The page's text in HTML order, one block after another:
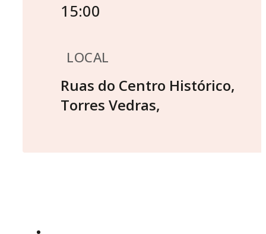
15:00
LOCAL
Ruas do Centro Histórico,
Torres Vedras,